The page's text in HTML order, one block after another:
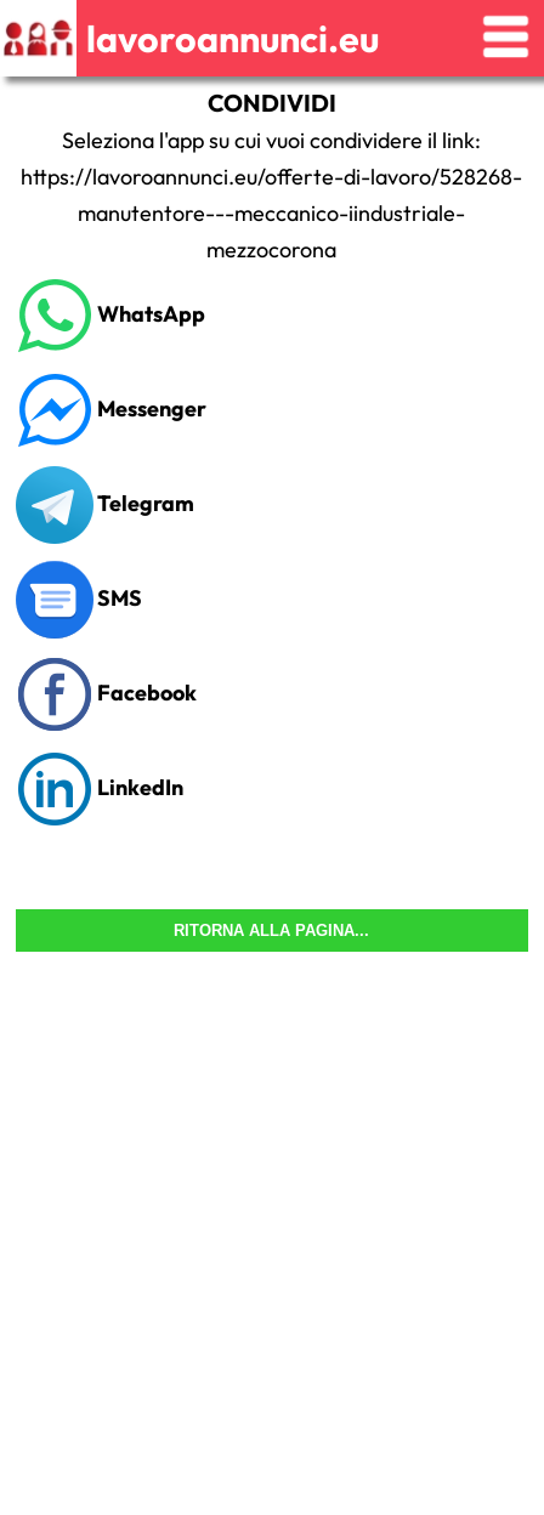
lavoroannunci.eu
CONDIVIDI
Seleziona l'app su cui vuoi condividere il link:
https://lavoroannunci.eu/offerte-di-lavoro/528268-
manutentore---meccanico-iindustriale-
mezzocorona
WhatsApp
Messenger
Telegram
SMS
Facebook
LinkedIn
RITORNA ALLA PAGINA...